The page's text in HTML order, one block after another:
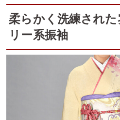
柔らかく洗練され
リー系振袖